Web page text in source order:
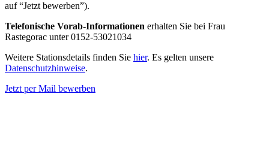
auf “Jetzt bewerben”).
Telefonische Vorab-Informationen erhalten Sie bei Frau
Rastegorac unter 0152-53021034
Weitere Stationsdetails finden Sie hier. Es gelten unsere
Datenschutzhinweise.
Jetzt per Mail bewerben